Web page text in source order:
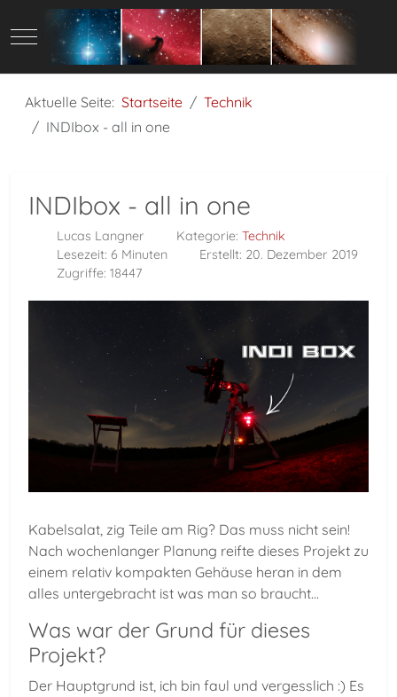
Mobile Menu Toggle
Aktuelle Seite: Startseite
Technik
INDIbox - all in one
INDIbox - all in one
Lucas Langner Kategorie: Technik
Lesezeit: 6 Minuten
Erstellt: 20. Dezember 2019
Zugriffe: 18447
Kabelsalat, zig Teile am Rig? Das muss nicht sein!
Nach wochenlanger Planung reifte dieses Projekt zu
einem relativ kompakten Gehäuse heran in dem
alles untergebracht ist was man so braucht...
Was war der Grund für dieses
Projekt?
Der Hauptgrund ist, ich bin faul und vergesslich :) Es